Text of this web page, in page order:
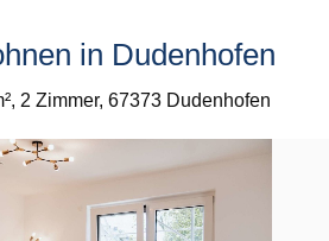
in Dudenhofen
2 Zimmer, 67373 Dudenhofen